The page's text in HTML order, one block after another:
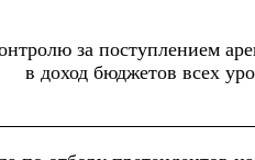
за поступлением
в доход бюджетов всех